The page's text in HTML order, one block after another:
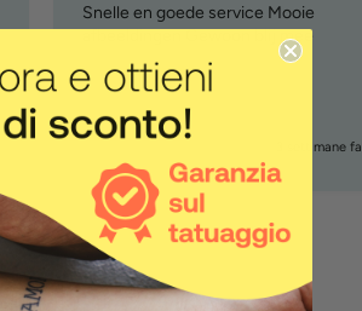
Snelle en goede service Mooie
afbeeldingen Gewoon blij mee
3 settimane fa